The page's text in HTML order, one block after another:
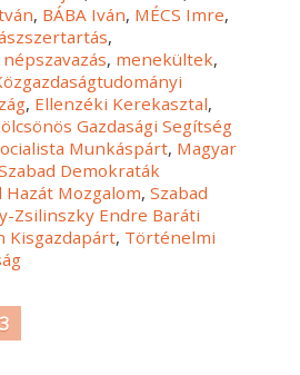
, BÁBA Iván, MÉCS Imre,
,
népszavazás, menekültek,
, Ellenzéki Kerekasztal,
Gazdasági Segítség
Munkáspárt, Magyar
Demokraták
Hazát Mozgalom,Szabad
Zsilinszky Endre Baráti
Kisgazdapárt, Történelmi